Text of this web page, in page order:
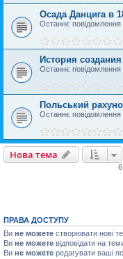
Осада Данцига в
Останнє повідомлення
История
Останнє повідомлення
Польський
Останнє повідомлення
Нова тема
ПРАВА ДОСТУПУ
Ви не можете створювати нові
Ви не можете відповідати на
Ви не можете редагувати ваші